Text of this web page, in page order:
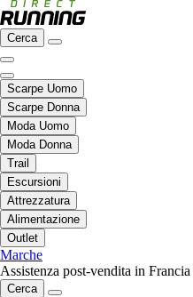
Cerca
Scarpe Uomo
Scarpe Donna
Moda Uomo
Moda Donna
Trail
Escursioni
Attrezzatura
Alimentazione
Outlet
Marche
Assistenza post-vendita in Francia
Cerca